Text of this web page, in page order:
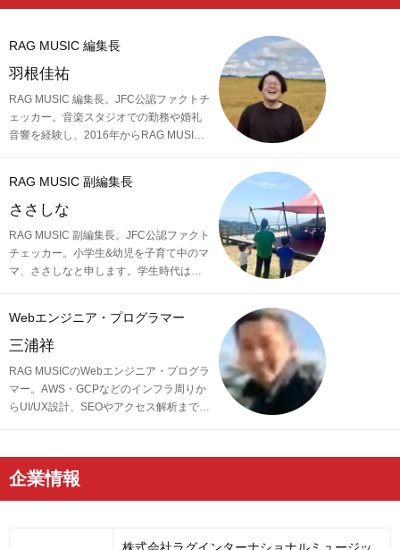
RAG MUSIC 編集長
羽根佳祐
RAG MUSIC 編集長。JFC公認ファクトチ
ェッカー。音楽スタジオでの勤務や婚礼
音響を経験し、2016年からRAG MUSIC
高校以降はバンドでドラムと、さまざま
な楽器を経験。各種楽曲紹介記事をはじ
ブレポートなど、自身の音楽活動やこれ
までの業務で培った経験を元に日々記事
を制作しています。音楽は国内外のロッ
んで聴いています。
RAG MUSIC 副編集長
ささしな
RAG MUSIC 副編集長。JFC公認ファクト
チェッカー。小学生&幼児を子育て中のマ
マ、ささしなと申します。学生時代は京
からクリエイティブな表現力の基礎まで
身につけました。卒業後は現職である音
貫して制作畑にて経験を積み、音楽を軸
に多様な業務に取り組んでいます。現在
は自分なりに子育てについて学んだこ
の記事を中心に担当しています。少しで
もみなさんのお役に立てれば幸いです！
Webエンジニア・プログラマー
三浦祥
RAG MUSICのWebエンジニア・プログラ
マー。AWS・GCPなどのインフラ周りか
らUI/UX設計、SEOやアクセス解析まで、
ミュージック代表取締役副社長。
企業情報